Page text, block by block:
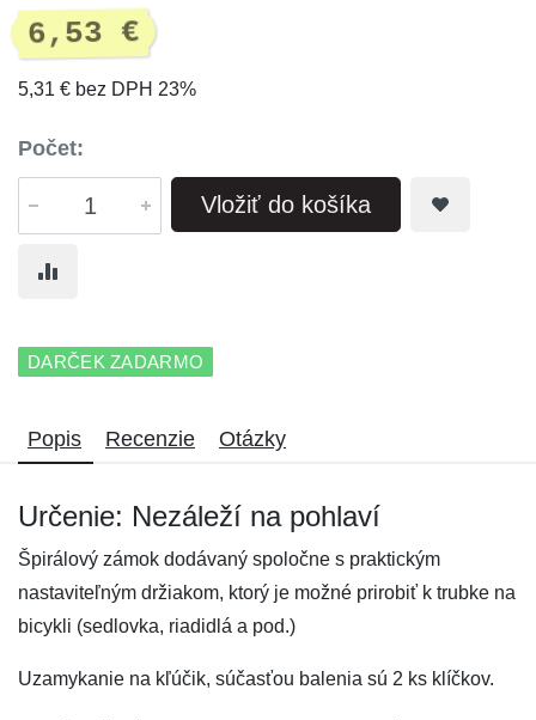
6,53 €
5,31 € bez DPH 23%
Počet:
Vložiť do košíka
DARČEK ZADARMO
Popis Recenzie Otázky
Určenie: Nezáleží na pohlaví
Špirálový zámok dodávaný spoločne s praktickým
nastaviteľným držiakom, ktorý je možné prirobiť k trubke na
bicykli (sedlovka, riadidlá a pod.)
Uzamykanie na kľúčik, súčasťou balenia sú 2 ks klíčkov.